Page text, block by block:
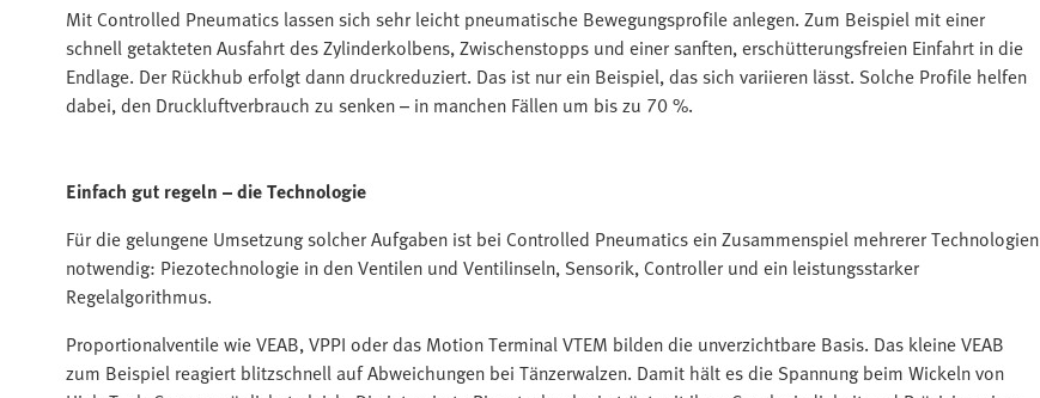
Mit Controlled Pneumatics lassen sich sehr leicht pneumatische Bewegungsprofile anlegen. Zum Beispiel mit einer
schnell getakteten Ausfahrt des Zylinderkolbens, Zwischenstopps und einer sanften, erschütterungsfreien Einfahrt in die
Endlage. Der Rückhub erfolgt dann druckreduziert. Das ist nur ein Beispiel, das sich variieren lässt. Solche Profile helfen
dabei, den Druckluftverbrauch zu senken – in manchen Fällen um bis zu 70 %.
Einfach gut regeln – die Technologie​​
Für die gelungene Umsetzung solcher Aufgaben ist bei Controlled Pneumatics ein Zusammenspiel mehrerer Technologien
notwendig: Piezotechnologie in den Ventilen und Ventilinseln, Sensorik, Controller und ein leistungsstarker
Regelalgorithmus.​​
Proportionalventile wie VEAB, VPPI oder das Motion Terminal VTEM bilden die unverzichtbare Basis. Das kleine VEAB
zum Beispiel reagiert blitzschnell auf Abweichungen bei Tänzerwalzen. Damit hält es die Spannung beim Wickeln von